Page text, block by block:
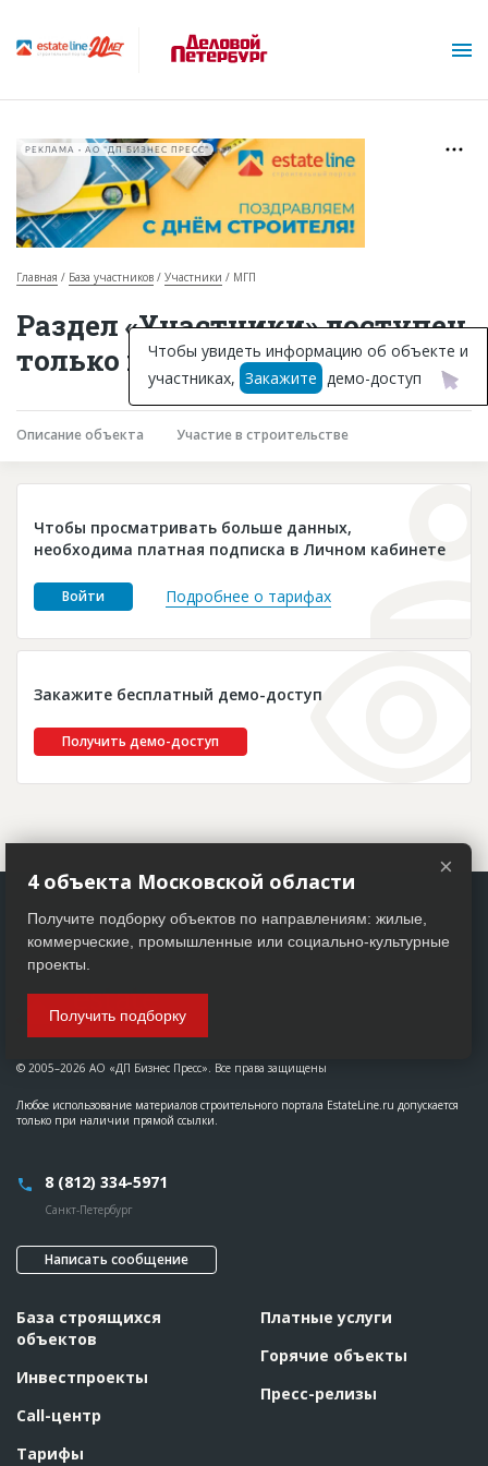
Горячие объекты
База строящихся объектов
Инвестпроекты
Глоссарий
Платные услуги
Пресс-релизы
РЕКЛАМА • АО "ДП БИЗНЕС ПРЕСС"
Главная База участников Участники МГП
Раздел «Участники» доступен
только подписчикам
Описание объекта Участие в строительстве
Чтобы просматривать больше данных,
необходима платная подписка в Личном кабинете
Войти Подробнее о тарифах
Закажите бесплатный демо-доступ
Получить демо-доступ
Чтобы увидеть информацию об объекте и
участниках, Закажите демо-доступ
© 2005–2026 АО «ДП Бизнес Пресс». Все права защищены
Любое использование материалов строительного портала EstateLine.ru допускается
только при наличии прямой ссылки.
8 (812) 334-5971
Санкт-Петербург
Написать сообщение
База строящихся
объектов
Инвестпроекты
Call-центр
Тарифы
Платные услуги
Горячие объекты
Пресс-релизы
×
4 объекта Московской области
Получите подборку объектов по направлениям: жилые,
коммерческие, промышленные или социально-культурные
проекты.
Получить подборку